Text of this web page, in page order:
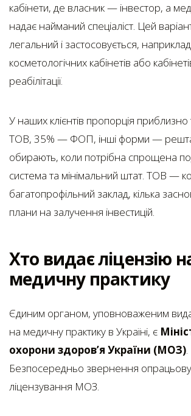
кабінети, де власник — інвестор, а
надає найманий спеціаліст. Цей
легальний і застосовується,
косметологічних кабінетів або
реабілітації.
У наших клієнтів пропорція
ТОВ, 35% — ФОП, інші форми —
обирають, коли потрібна спрощена
система та мінімальний штат. ТОВ —
багатопрофільний заклад, кілька
плани на залучення інвестицій.
Хто видає ліцензію
медичну практику
Єдиним органом, уповноваженим
на медичну практику в Україні, є
охорони здоров’я України (МОЗ).
Безпосередньо звернення
ліцензування МОЗ.